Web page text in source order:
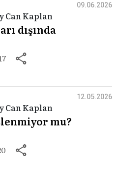
Can Kaplan
dışında
09.06.2026
Can Kaplan
mu?
12.05.2026